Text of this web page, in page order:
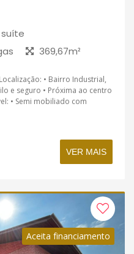
suíte
369,67m²
• Bairro Industrial,
e seguro • Próxima ao centro
• Semi mobiliado com
VER MAIS
Aceita financiamento